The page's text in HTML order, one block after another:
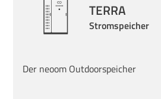
TERRA
Stromspeicher
Der neoom Outdoorspeicher